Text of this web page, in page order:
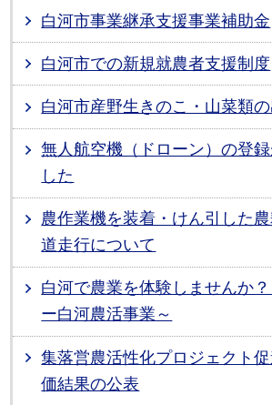
白河市事業継承支援事業補助金
白河市での新規就農者支援制度
白河市産野生きのこ・山菜類
無人航空機（ドローン）の登
した
農作業機を装着・けん引した
道走行について
白河で農業を体験しませんか
ー白河農活事業～
集落営農活性化プロジェクト
価結果の公表